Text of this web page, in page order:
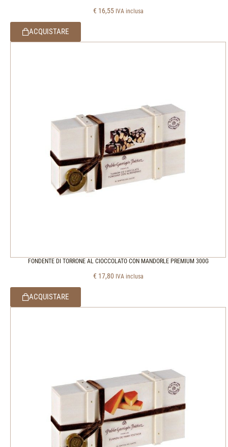
€ 16,55 IVA inclusa
ACQUISTARE
FONDENTE DI TORRONE AL CIOCCOLATO CON MANDORLE PREMIUM 300G
€ 17,80 IVA inclusa
ACQUISTARE